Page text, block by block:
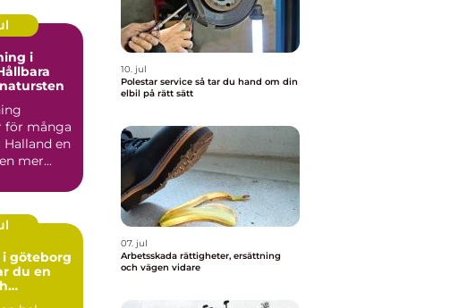
i
för många
Halland en
mer...
i göteborg
du en
10. jul
Polestar service så tar du hand om din
elbil på rätt sätt
07. jul
Arbetsskada rättigheter, ersättning
och vägen vidare